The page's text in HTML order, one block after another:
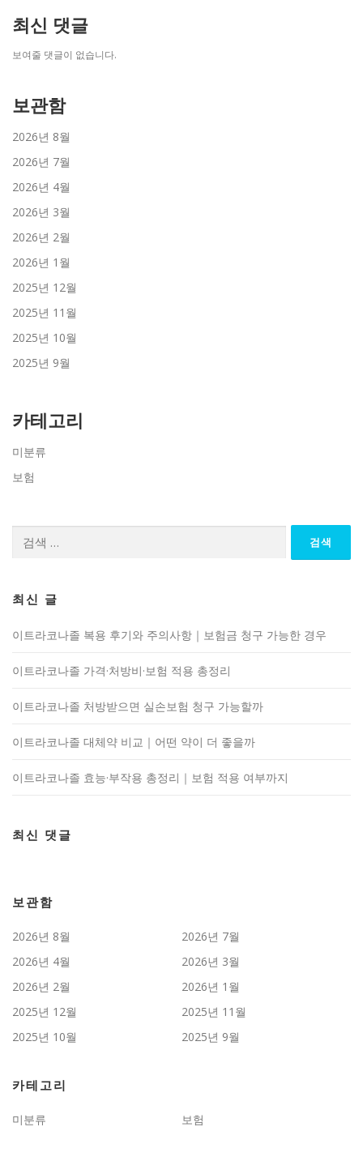
최신 댓글
보여줄 댓글이 없습니다.
보관함
2026년 8월
2026년 7월
2026년 4월
2026년 3월
2026년 2월
2026년 1월
2025년 12월
2025년 11월
2025년 10월
2025년 9월
카테고리
미분류
보험
최신 글
이트라코나졸 복용 후기와 주의사항｜보험금 청구 가능한 경우
이트라코나졸 가격·처방비·보험 적용 총정리
이트라코나졸 처방받으면 실손보험 청구 가능할까
이트라코나졸 대체약 비교｜어떤 약이 더 좋을까
이트라코나졸 효능·부작용 총정리｜보험 적용 여부까지
최신 댓글
보관함
2026년 8월
2026년 7월
2026년 4월
2026년 3월
2026년 2월
2026년 1월
2025년 12월
2025년 11월
2025년 10월
2025년 9월
카테고리
미분류 보험